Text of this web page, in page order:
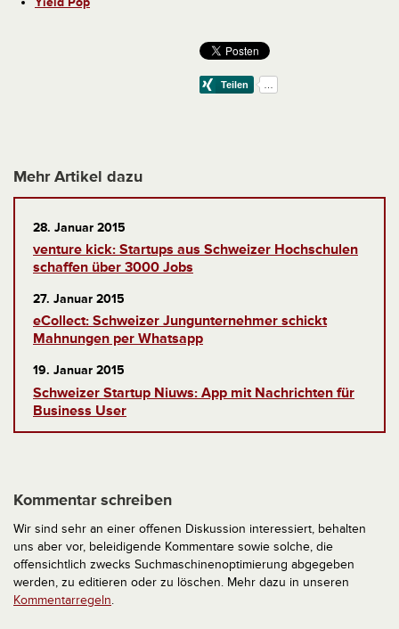
Mehr Artikel dazu
28. Januar 2015
venture kick: Startups aus Schweizer Hochschulen
schaffen über 3000 Jobs
27. Januar 2015
eCollect: Schweizer Jungunternehmer schickt
Mahnungen per Whatsapp
19. Januar 2015
Schweizer Startup Niuws: App mit Nachrichten für
Business User
Kommentar schreiben
Wir sind sehr an einer offenen Diskussion interessiert, behalten
uns aber vor, beleidigende Kommentare sowie solche, die
offensichtlich zwecks Suchmaschinenoptimierung abgegeben
werden, zu editieren oder zu löschen. Mehr dazu in unseren
Kommentarregeln.